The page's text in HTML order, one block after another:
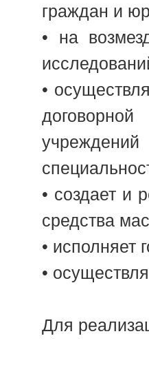
граждан и
• на
•
учреждений
• создает и
средства
• исполняет
•
Для